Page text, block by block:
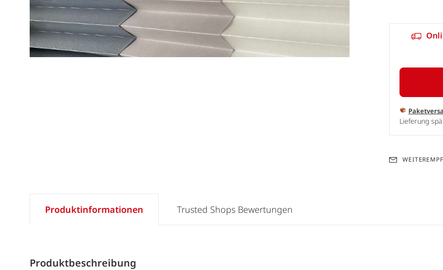
Lieferung
Produktinformationen
Produktbeschreibung
Trusted Shops Bewertungen